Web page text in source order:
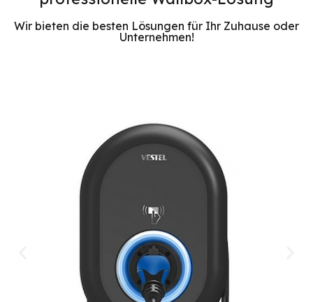
Wir bieten die besten Lösungen für Ihr Zuhause oder
Unternehmen!